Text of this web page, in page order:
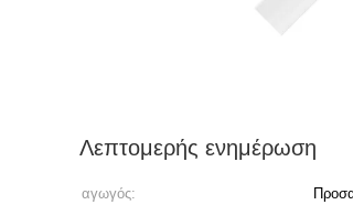
Λεπτομερής ενημέρωση
αγωγός: